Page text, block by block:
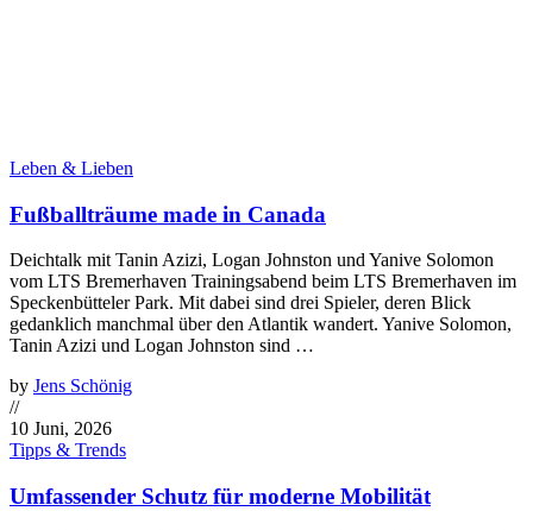
Leben & Lieben
Fußballträume made in Canada
Deichtalk mit Tanin Azizi, Logan Johnston und Yanive Solomon
vom LTS Bremerhaven Trainingsabend beim LTS Bremerhaven im
Speckenbütteler Park. Mit dabei sind drei Spieler, deren Blick
gedanklich manchmal über den Atlantik wandert. Yanive Solomon,
Tanin Azizi und Logan Johnston sind …
by Jens Schönig
//
10 Juni, 2026
Tipps & Trends
Umfassender Schutz für moderne Mobilität